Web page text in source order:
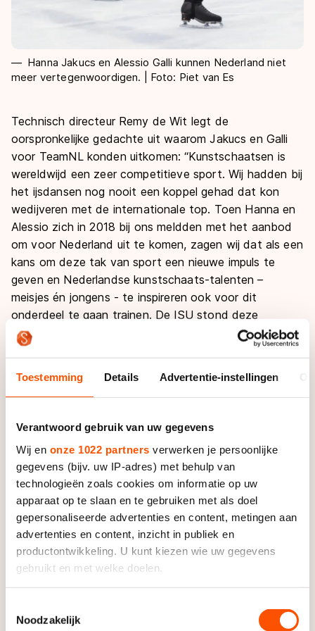
Toestemming Details Advertentie-instellingen
Verantwoord gebruik van uw gegevens
Wij en onze 1022 partners verwerken je persoonlijke
gegevens (bijv. uw IP-adres) met behulp van
technologieën zoals cookies om informatie op uw
apparaat op te slaan en te gebruiken met als doel
gepersonaliseerde advertenties en content, metingen aan
advertenties en content, inzicht in publiek en
productontwikkeling. U kunt kiezen wie uw gegevens
gebruikt en met welke doelen.
Informatie verzamelen over uw geografische locatie,
Noodzakelijk
Hanna Jakucs en Alessio Galli kunnen Nederland niet
meer vertegenwoordigen. | Foto: Piet van Es
Technisch directeur Remy de Wit legt de
oorspronkelijke gedachte uit waarom Jakucs en Galli
voor TeamNL konden uitkomen: “Kunstschaatsen is
wereldwijd een zeer competitieve sport. Wij hadden bij
het ijsdansen nog nooit een koppel gehad dat kon
wedijveren met de internationale top. Toen Hanna en
Alessio zich in 2018 bij ons meldden met het aanbod
om voor Nederland uit te komen, zagen wij dat als een
kans om deze tak van sport een nieuwe impuls te
geven en Nederlandse kunstschaats-talenten –
meisjes én jongens - te inspireren ook voor dit
onderdeel te gaan trainen. De ISU stond deze
constructie, waar veel landen gebruik van maken, ook
toe.”
Omdat ze aan alle voorwaarden van de ISU voldeden,
kregen Jakucs en Galli in 2020 het benodigde
certificaat (de
clearance
komen bij EK’s en WK’s. In de tussentijd maakten ook
Chelsea Verhaegh en Sherim van Geffen de nodige
progressie. Op basis van vooraf vastgestelde
selectiecriteria én de ISU-regels werden Jakucs en
Galli in januari van dit jaar naar het EK in Tallinn
uitgezonden omdat zij tijdens kwalificatiewedstrijden
hogere scores hadden behaald dan Verhaegh en Van
Geffen. Naar aanleiding van een zaak die het laatste
koppel had aangespannen, heeft de onafhankelijke
handelswijze later nogmaals bevestigd en een